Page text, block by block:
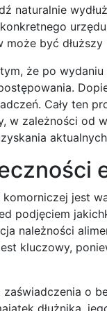
naturalnie
być
że po
Cały ten
w zależności od
jest
podjęciem
należności
kluczowy,
o
dłużnika,